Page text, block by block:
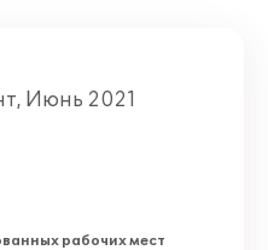
Июнь 2021
рабочих мест